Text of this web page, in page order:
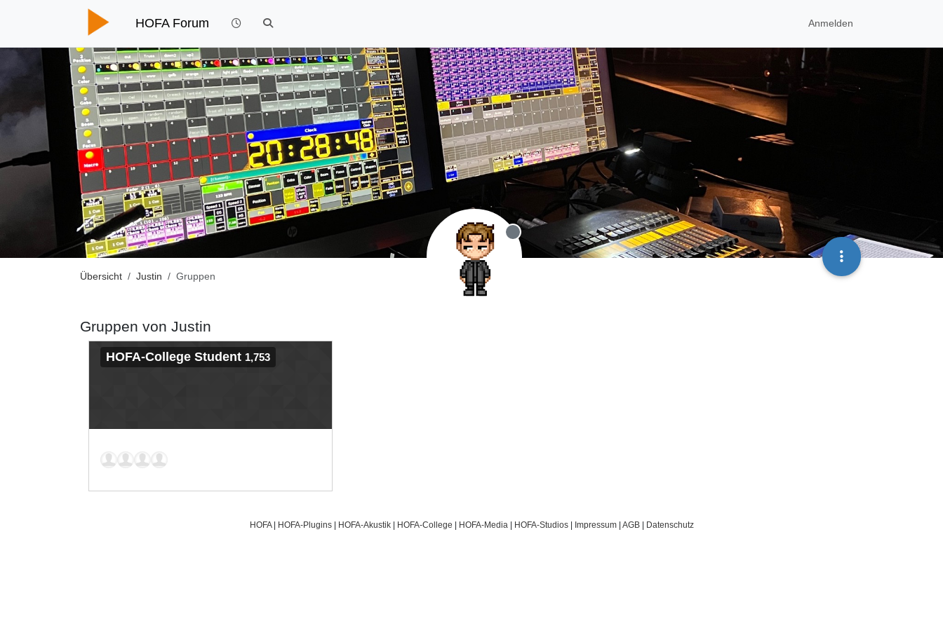
HOFA Forum Anmelden
Übersicht Justin Gruppen
Offline
Gruppen von Justin
HOFA-College Student 1,753
HOFA| HOFA-Plugins| HOFA-Akustik| HOFA-College HOFA-Media HOFA-Studios| Impressum| AGB| Datenschutz